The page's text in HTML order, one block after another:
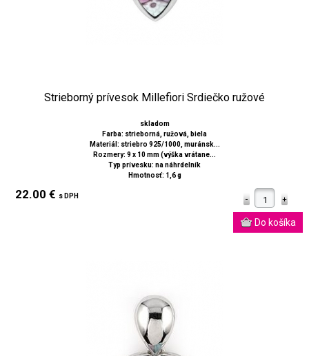
Strieborný prívesok Millefiori Srdiečko ružové
skladom
Farba: strieborná, ružová, biela
Materiál: striebro 925/1000, muránsk...
Rozmery: 9 x 10 mm (výška vrátane...
Typ prívesku: na náhrdelník
Hmotnosť: 1,6 g
22.00 € s DPH